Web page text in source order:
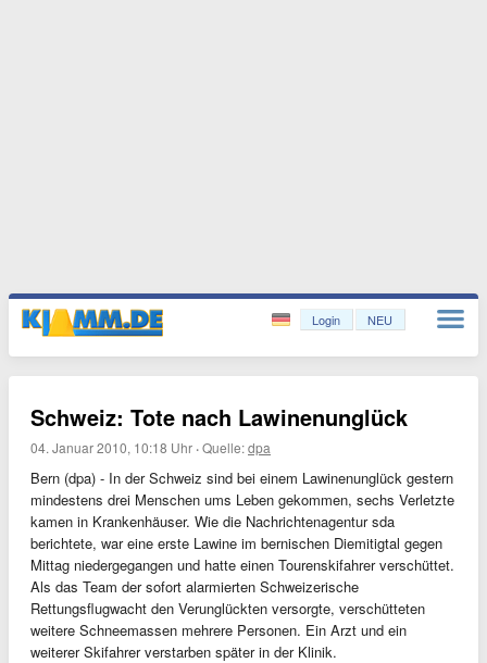
Login NEU
Schweiz: Tote nach Lawinenunglück
04. Januar 2010, 10:18 Uhr ·Quelle:dpa
Bern (dpa) - In der Schweiz sind bei einem Lawinenunglück gestern
mindestens drei Menschen ums Leben gekommen, sechs Verletzte
kamen in Krankenhäuser. Wie die Nachrichtenagentur sda
berichtete, war eine erste Lawine im bernischen Diemitigtal gegen
Mittag niedergegangen und hatte einen Tourenskifahrer verschüttet.
Als das Team der sofort alarmierten Schweizerische
Rettungsflugwacht den Verunglückten versorgte, verschütteten
weitere Schneemassen mehrere Personen. Ein Arzt und ein
weiterer Skifahrer verstarben später in der Klinik.